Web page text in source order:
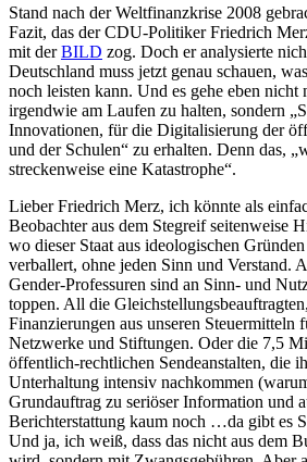
Stand nach der Weltfinanzkrise 2008
Fazit, das der CDU-Politiker Friedrich
mit derBILD zog. Doch er analysierte
Deutschland muss jetzt genau schauen,
noch leisten kann. Und es gehe eben nicht
irgendwie am Laufen zu halten, sondern
Innovationen, für die Digitalisierung der
und der Schulen“ zu erhalten. Denn das,
streckenweise eine Katastrophe“.
Lieber Friedrich Merz, ich könnte als
Beobachter aus dem Stegreif seitenweise
wo dieser Staat aus ideologischen
verballert, ohne jeden Sinn und Verstand.
Gender-Professuren sind an Sinn- und
toppen. All die
Finanzierungen aus unseren Steuermitteln
Netzwerke und Stiftungen. Oder die 7,5
öffentlich-rechtlichen Sendeanstalten, die
Unterhaltung intensiv nachkommen
Grundauftrag zu seriöser Information und
Berichterstattung kaum noch …da gibt es
Und ja, ich weiß, dass das nicht aus dem